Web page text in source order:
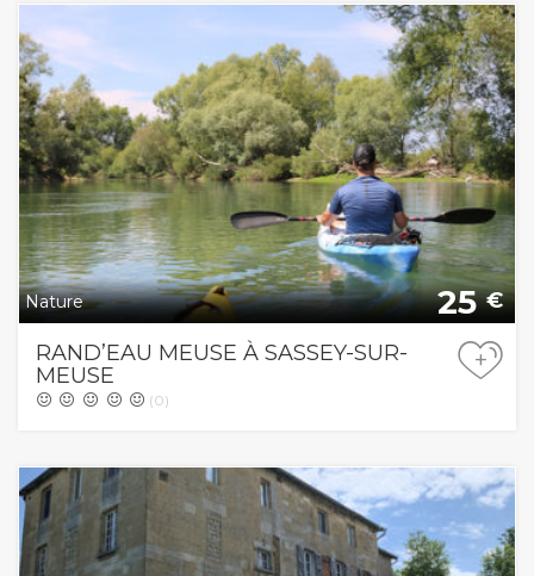
Nature 25€
RAND’EAU MEUSE À SASSEY-SUR-
MEUSE
(0)
+